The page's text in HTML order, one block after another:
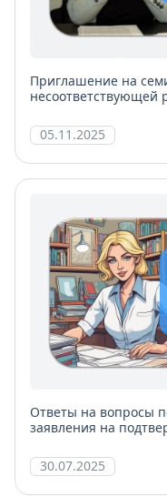
Приглашение на
несоответствующей
05.11.2025
Ответы на вопросы
заявления на
30.07.2025